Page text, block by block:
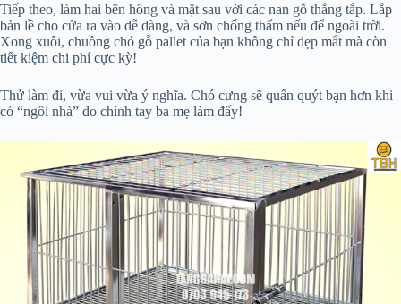
Tiếp theo, làm hai bên hông và mặt sau với các nan gỗ thẳng tắp. Lắp
bản lề cho cửa ra vào dễ dàng, và sơn chống thấm nếu để ngoài trời.
Xong xuôi, chuồng chó gỗ pallet của bạn không chỉ đẹp mắt mà còn
tiết kiệm chi phí cực kỳ!
Thử làm đi, vừa vui vừa ý nghĩa. Chó cưng sẽ quấn quýt bạn hơn khi
có “ngôi nhà” do chính tay ba mẹ làm đấy!